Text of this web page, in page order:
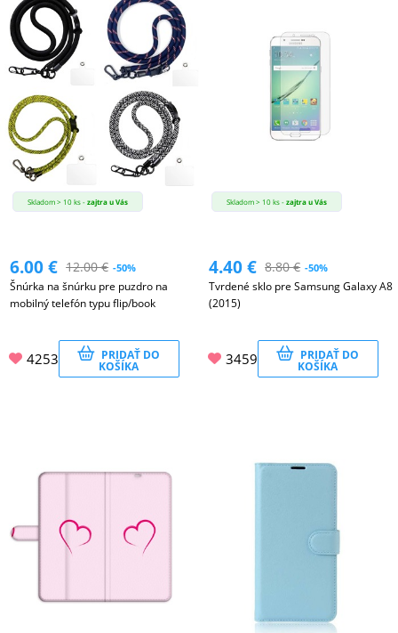
TV,
FOTO,
AUDIO-
MALÉ
SPOTREBIČE
A
OUTDOOR
Skladom > 10 ks -zajtra u Vás
6.00€ 12.00€ -50%
Šnúrka na šnúrku pre puzdro na
mobilný telefón typu flip/book
4253 PRIDAŤ DO
KOŠÍKA
Skladom > 10 ks -zajtra u Vás
4.40€ 8.80€ -50%
Tvrdené sklo pre Samsung Galaxy A8
(2015)
3459 PRIDAŤ DO
KOŠÍKA